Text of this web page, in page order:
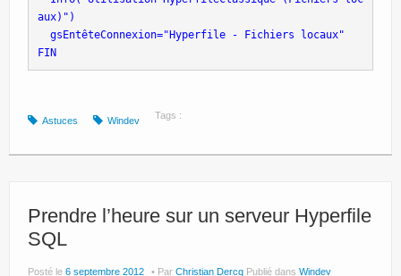
aux)")
  gsEntêteConnexion="Hyperfile - Fichiers locaux"
FIN
Tags :
Astuces Windev
Prendre l’heure sur un serveur Hyperfile
SQL
Posté le 6 septembre 2012 Par Christian Dercq Publié dans Windev